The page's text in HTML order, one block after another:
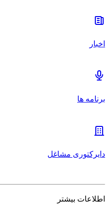
اخبار
برنامه ها
دایرکتوری مشاغل
اطلاعات بیشتر